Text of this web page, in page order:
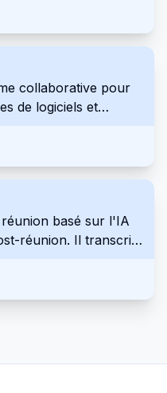
le marketing, les
applications.
collaborative pour
de logiciels et
de composants
rapide. Il facilite
basé sur l'IA
réunion. Il transcrit
spécifiques,
et rationalisant les